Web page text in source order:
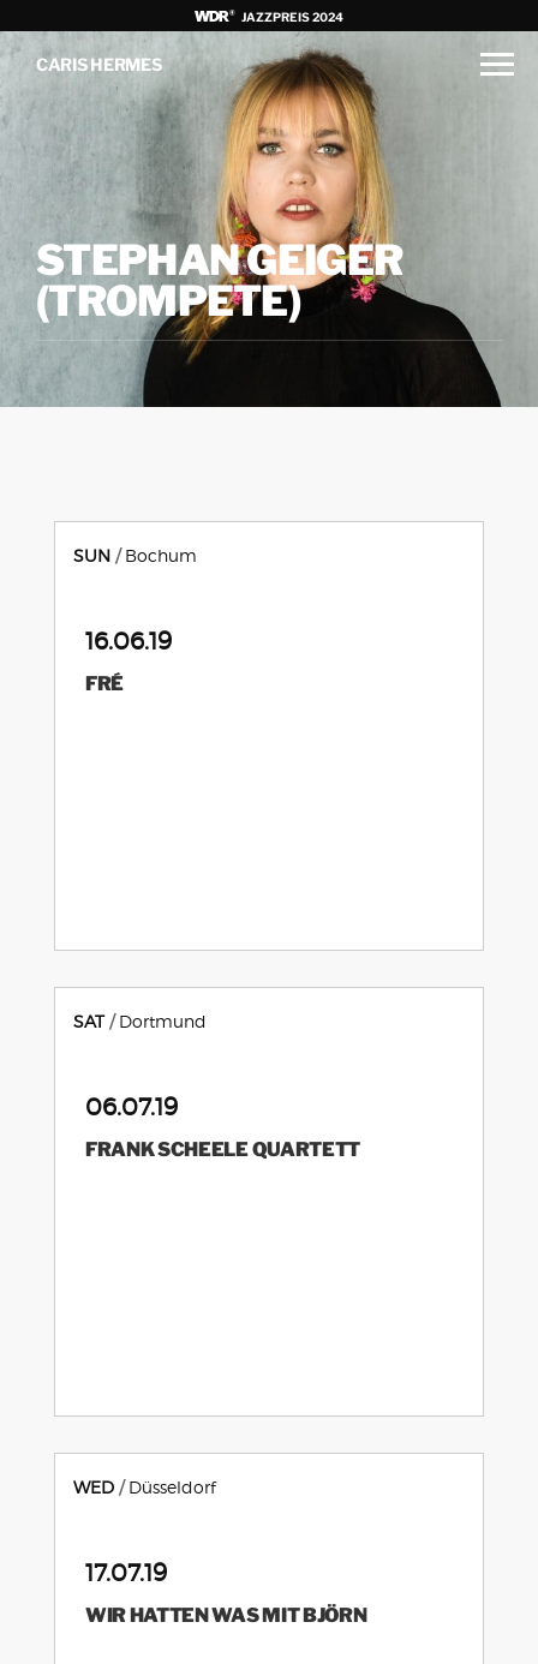
JAZZPREIS 2024
CARIS HERMES
STEPHAN GEIGER
(TROMPETE)
SUN Bochum
16.06.19
FRÉ
SAT Dortmund
06.07.19
FRANK SCHEELE QUARTETT
WED Düsseldorf
17.07.19
WIR HATTEN WAS MIT BJÖRN